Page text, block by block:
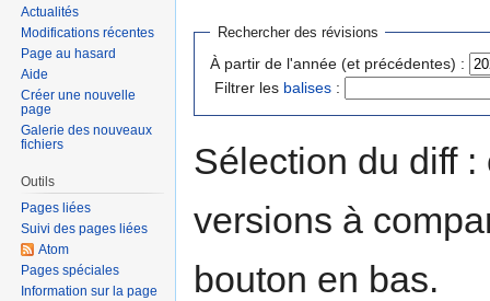
Rechercher des révisions
À partir de l'année (et précédentes) :
Filtrer les balises :
Sélection du diff
versions à
bouton en bas.
Actualités
Modifications récentes
Page au hasard
Aide
Créer une nouvelle
page
Galerie des nouveaux
fichiers
Outils
Pages liées
Suivi des pages liées
Atom
Pages spéciales
Information sur la page